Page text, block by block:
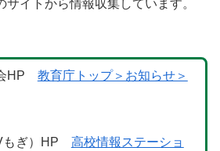
イトから情報収集しています。
HP 教育庁トップ＞お知らせ＞
ぎ）HP 高校情報ステーショ